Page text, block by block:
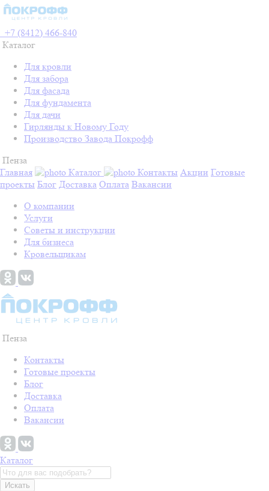
+7 (8412) 466-840
Каталог
Для кровли
Для забора
Для фасада
Для фундамента
Для дачи
Гирлянды к Новому Году
Производство Завода Покрофф
Пенза
Главная
Каталог Контакты Акции Готовые
проекты Блог Доставка Оплата Вакансии
О компании
Услуги
Советы и инструкции
Для бизнеса
Кровельщикам
Пенза
Контакты
Готовые проекты
Блог
Доставка
Оплата
Вакансии
Каталог
Искать